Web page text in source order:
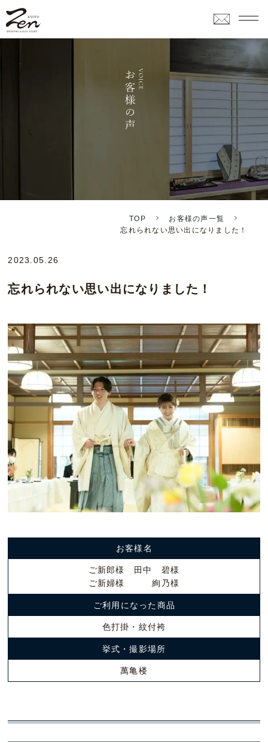
TOP
お客様の声一覧
忘れられない思い出になりました！
2023.05.26
忘れられない思い出になりました！
お客様名
ご新郎様 田中 碧様
ご新婦様 絢乃様
ご利用になった商品
色打掛・紋付袴
挙式・撮影場所
萬亀楼